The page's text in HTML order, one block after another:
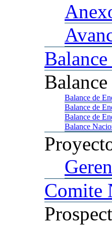
Balance
Balance
Balance de
Balance de
Balance de
Balance
Comite